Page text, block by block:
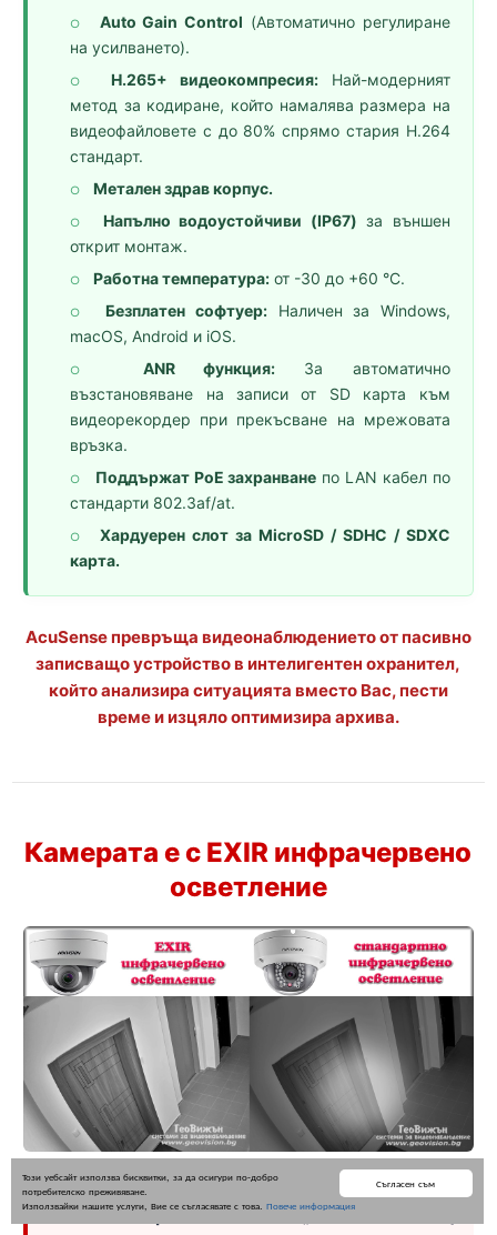
Съгласен съм
Този уебсайт използва бисквитки, за да осигури по-добро
потребителско преживяване.
Използвайки нашите услуги, Вие се съгласявате с това. Повече информация
○ Auto Gain Control (Автоматично регулиране
на усилването).
○ H.265+ видеокомпресия:Най-модерният
метод за кодиране, който намалява размера на
видеофайловете с до 80% спрямо стария H.264
стандарт.
○ Метален здрав корпус.
○ Напълно водоустойчиви (IP67) за външен
открит монтаж.
○ Работна температура: от -30 до +60 °C.
○ Безплатен софтуер: Наличен за Windows,
macOS, Android и iOS.
○ ANR функция: За автоматично
възстановяване на записи от SD карта към
видеорекордер при прекъсване на мрежовата
връзка.
○ Поддържат PoE захранване по LAN кабел по
стандарти 802.3af/at.
○
Хардуерен слот за MicroSD / SDHC / SDXC
карта.
AcuSense превръща видеонаблюдението от пасивно
записващо устройство в интелигентен охранител,
който анализира ситуацията вместо Вас, пести
време и изцяло оптимизира архива.
Камерата е с EXIR инфрачервено
осветление
EXIR (съкратено от „EXtended IR“)